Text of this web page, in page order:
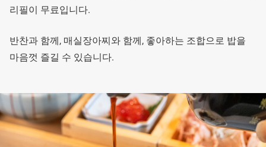
리필이 무료입니다.
반찬과 함께, 매실장아찌와 함께, 좋아하는 조합으로 밥을
마음껏 즐길 수 있습니다.